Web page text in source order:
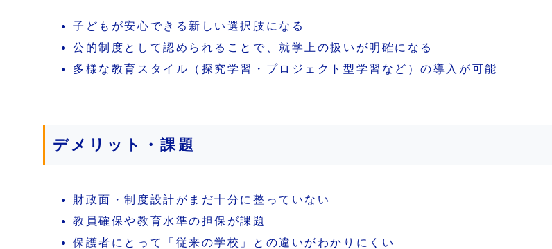
子どもが安心できる新しい選択肢になる
公的制度として認められることで、就学上の扱いが明確になる
多様な教育スタイル（探究学習・プロジェクト型学習など）の導入が可能
デメリット・課題
財政面・制度設計がまだ十分に整っていない
教員確保や教育水準の担保が課題
保護者にとって「従来の学校」との違いがわかりにくい